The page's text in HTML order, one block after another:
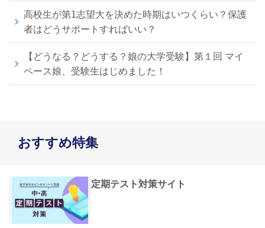
高校生が第1志望大を決めた時期はいつくらい？保護
者はどうサポートすればいい？
【どうなる？どうする？娘の大学受験】第１回 マイ
ペース娘、受験生はじめました！
おすすめ特集
定期テスト対策サイト